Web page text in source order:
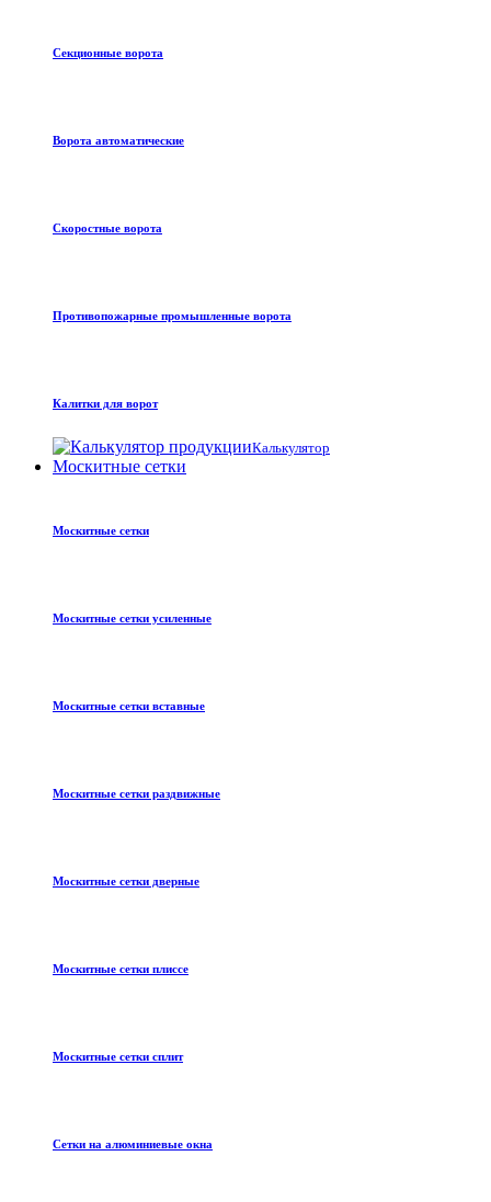
Секционные ворота
Ворота автоматические
Скоростные ворота
Противопожарные промышленные ворота
Калитки для ворот
Калькулятор
Москитные сетки
Москитные сетки
Москитные сетки усиленные
Москитные сетки вставные
Москитные сетки раздвижные
Москитные сетки дверные
Москитные сетки плиссе
Москитные сетки сплит
Сетки на алюминиевые окна